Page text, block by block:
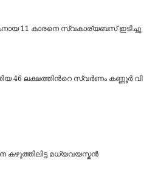
11 കാരനെ സ്വകാര്യബസ് ഇടിച്ചു
46 ല​ക്ഷ​ത്തി​ന്‍റെ സ്വ​ർ​ണം ക​ണ്ണൂ​ർ വി​
കഴുത്തിലിട്ട മധ്യവയസ്കൻ